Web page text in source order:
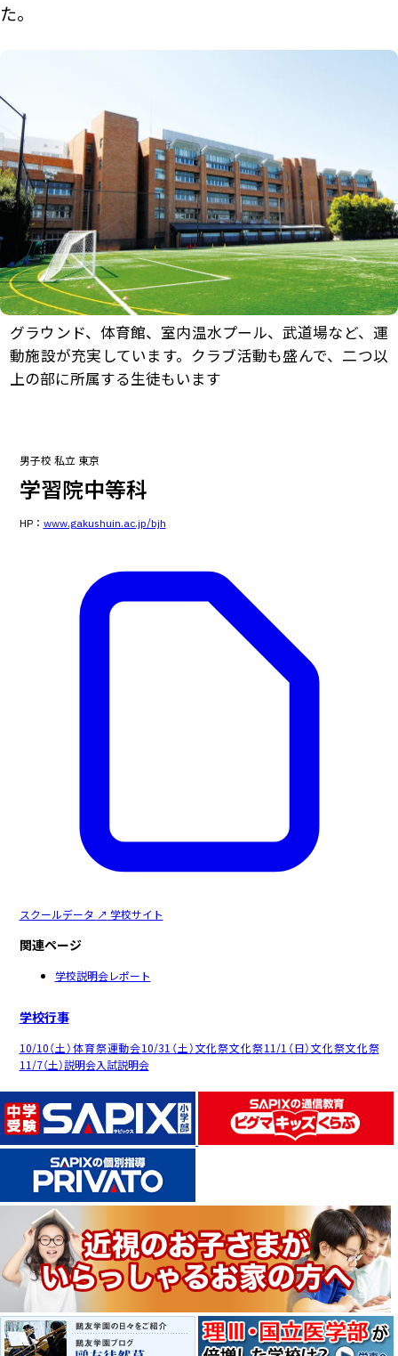
た。
グラウンド、体育館、室内温水プール、武道場など、運
動施設が充実しています。クラブ活動も盛んで、二つ以
上の部に所属する生徒もいます
男子校 私立 東京
学習院中等科
HP： www.gakushuin.ac.jp/bjh
スクールデータ ↗ 学校サイト
関連ページ
学校説明会レポート
学校行事
10/10（土）体育祭運動会10/31（土）文化祭文化祭11/1（日）文化祭文化祭
11/7（土）説明会入試説明会